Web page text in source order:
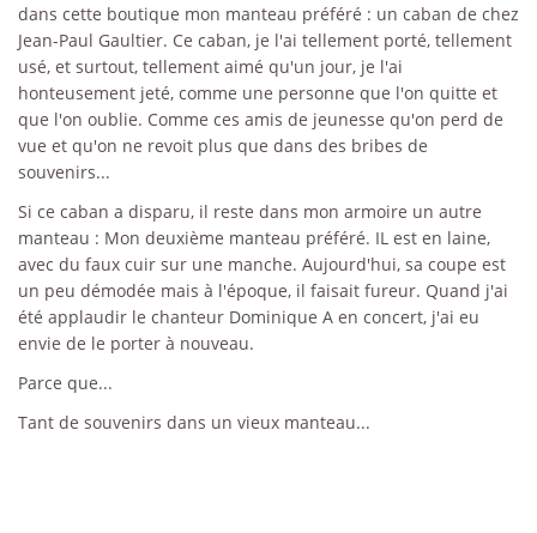
dans cette boutique mon manteau préféré : un caban de chez
Jean-Paul Gaultier. Ce caban, je l'ai tellement porté, tellement
usé, et surtout, tellement aimé qu'un jour, je l'ai
honteusement jeté, comme une personne que l'on quitte et
que l'on oublie. Comme ces amis de jeunesse qu'on perd de
vue et qu'on ne revoit plus que dans des bribes de
souvenirs...
Si ce caban a disparu, il reste dans mon armoire un autre
manteau : Mon deuxième manteau préféré. IL est en laine,
avec du faux cuir sur une manche. Aujourd'hui, sa coupe est
un peu démodée mais à l'époque, il faisait fureur. Quand j'ai
été applaudir le chanteur Dominique A en concert, j'ai eu
envie de le porter à nouveau.
Parce que...
Tant de souvenirs dans un vieux manteau...